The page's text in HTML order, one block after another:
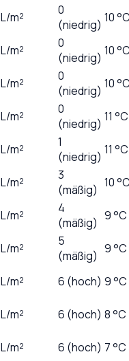
L/m²
0
(niedrig) 10
L/m²
0
(niedrig) 10
L/m²
0
(niedrig) 10
L/m²
0
(niedrig) 11 °C
L/m²
1
(niedrig) 11 °C
L/m²
3
(mäßig) 10
L/m²
4
(mäßig) 9 °C
L/m²
5
(mäßig) 9 °C
L/m² 6 (hoch) 9 °C
L/m² 6 (hoch) 8 °C
L/m² 6 (hoch) 7 °C